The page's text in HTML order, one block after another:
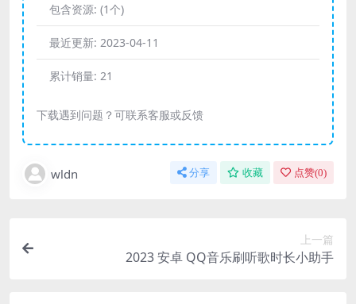
包含资源: (1个)
最近更新: 2023-04-11
累计销量: 21
下载遇到问题？可联系客服或反馈
wldn 分享 收藏 点赞(0)
上一篇
2023 安卓 QQ音乐刷听歌时长小助手